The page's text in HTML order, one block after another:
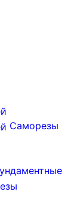
Саморезы